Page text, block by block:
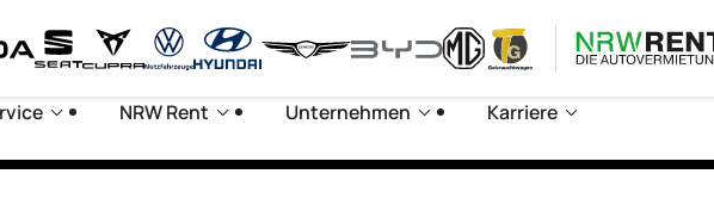
NRW Rent Unternehmen Karriere